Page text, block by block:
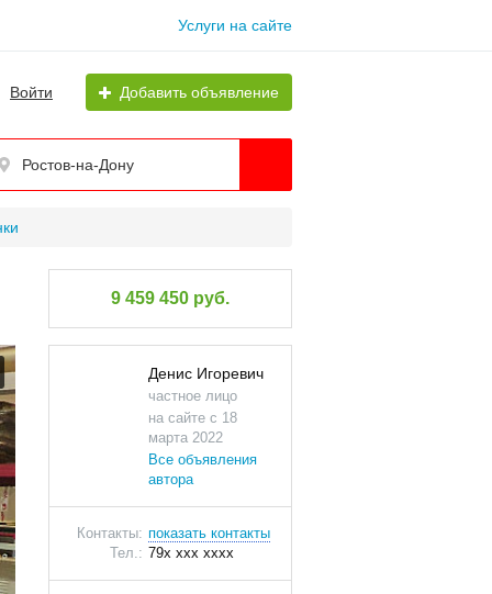
Услуги на сайте
Войти Добавить объявление
Ростов-на-Дону
9 459 450 руб.
Денис Игоревич
частное лицо
на сайте с 18
марта 2022
Все объявления
автора
Контакты: показать контакты
Тел.: 79x xxx xxxx